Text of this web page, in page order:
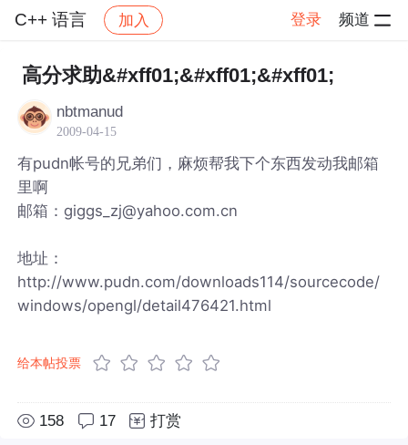
C++ 语言 加入 登录 频道
社区 C++ 语言 帖子详情
高分求助&#xff01;&#xff01;&#xff01;
nbtmanud
2009-04-15
有pudn帐号的兄弟们，麻烦帮我下个东西发动我邮箱
里啊
邮箱：giggs_zj@yahoo.com.cn
地址：
http://www.pudn.com/downloads114/sourcecode/
windows/opengl/detail476421.html
给本帖投票
158 17 打赏